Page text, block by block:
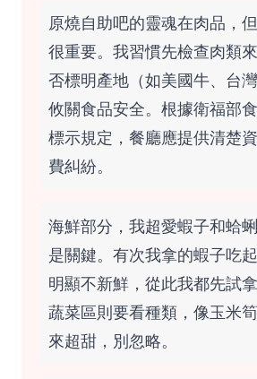
原燒自助吧的靈魂在肉品，
很重要。我習慣先檢查肉類
否標明產地（如美國牛、台
攸關食品安全。根據衛福部
標示規定 ，餐廳應提供清楚
費糾紛。
海鮮部分，我超愛蝦子和蛤
是關鍵。有次我拿的蝦子吃
明顯不新鮮，從此我都先試拿
蔬菜區則要看種類，像玉米
來超甜，別忽略。